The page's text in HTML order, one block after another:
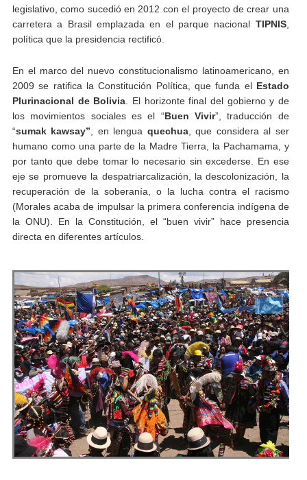
legislativo, como sucedió en 2012 con el proyecto de crear una
carretera a Brasil emplazada en el parque nacional TIPNIS,
política que la presidencia rectificó.
En el marco del nuevo constitucionalismo latinoamericano, en
2009 se ratifica la Constitución Política, que funda el Estado
Plurinacional de Bolivia . El horizonte final del gobierno y de
los movimientos sociales es el “Buen Vivir”, traducción de
“sumak kawsay” , en lengua quechua, que considera al ser
humano como una parte de la Madre Tierra, la Pachamama, y
por tanto que debe tomar lo necesario sin excederse. En ese
eje se promueve la despatriarcalización, la descolonización, la
recuperación de la soberanía, o la lucha contra el racismo
(Morales acaba de impulsar la primera conferencia indígena de
la ONU). En la Constitución, el “buen vivir” hace presencia
directa en diferentes artículos.